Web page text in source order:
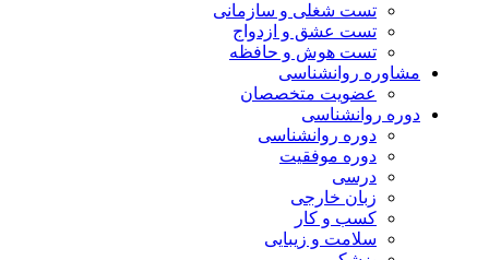
تست شغلی و سازمانی
تست عشق و ازدواج
تست هوش و حافظه
مشاوره روانشناسی
عضویت متخصصان
دوره روانشناسی
دوره روانشناسی
دوره موفقیت
درسی
زبان خارجی
کسب و کار
سلامت و زیبایی